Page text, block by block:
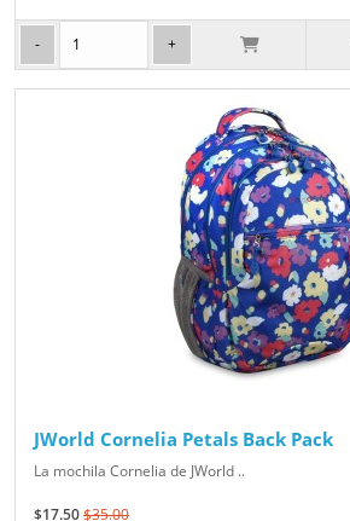
JWorld Cornelia Petals Back Pack
La mochila Cornelia de JWorld ..
$17.50$35.00